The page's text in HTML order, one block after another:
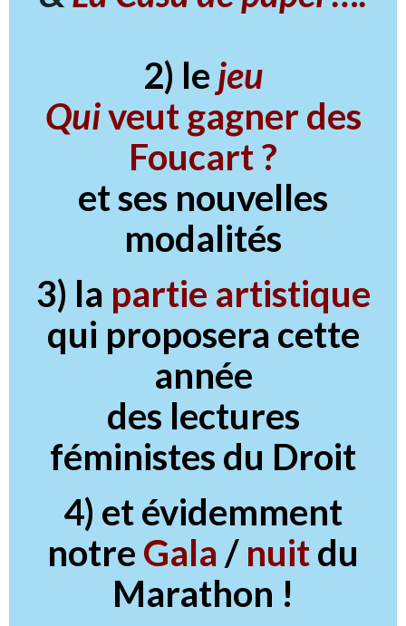
2) le jeu
Quiveut gagner des
Foucart ?
et ses nouvelles
modalités
3) la partie artistique
qui proposera cette
année
des lectures
féministes du Droit
4) et évidemment
notre Gala / nuitdu
Marathon !